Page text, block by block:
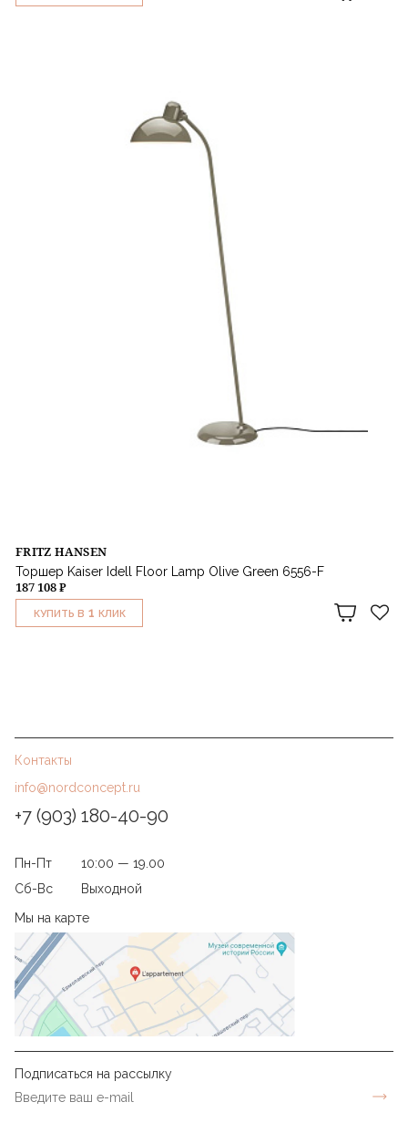
FRITZ HANSEN
Торшер Kaiser Idell Floor Lamp Olive Green 6556-F
187 108 ₽
КУПИТЬ В 1 КЛИК
Контакты
info@nordconcept.ru
+7 (903) 180-40-90
Пн-Пт
10:00 — 19.00
Сб-Вс
Выходной
Мы на карте
Подписаться на рассылку